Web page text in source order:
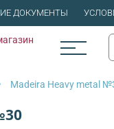
ДОКУМЕНТЫ
Madeira Heavy metal